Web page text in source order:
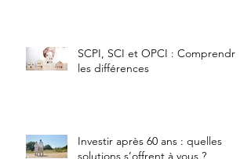
SCPI, SCI et OPCI : Comprendre
les différences
Investir après 60 ans : quelles
solutions s’offrent à vous ?